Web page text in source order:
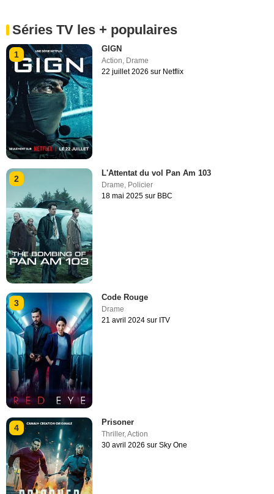
Séries TV les + populaires
1
GIGN
Action Drame
22 juillet 2026 sur Netflix
2
L'Attentat du vol Pan Am 103
Drame, Policier
18 mai 2025 sur BBC
3
Code Rouge
Drame
21 avril 2024 sur ITV
4
Prisoner
Thriller,Action
30 avril 2026 sur Sky One